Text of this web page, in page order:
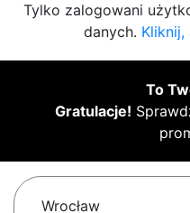
Tylko zalogowani
danych.
To
Gratulacje!
Wrocław